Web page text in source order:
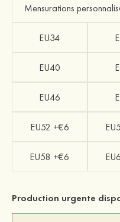
Mensurations
EU34
EU40
EU46
EU52 +€6
EU58 +€6
Production urgente